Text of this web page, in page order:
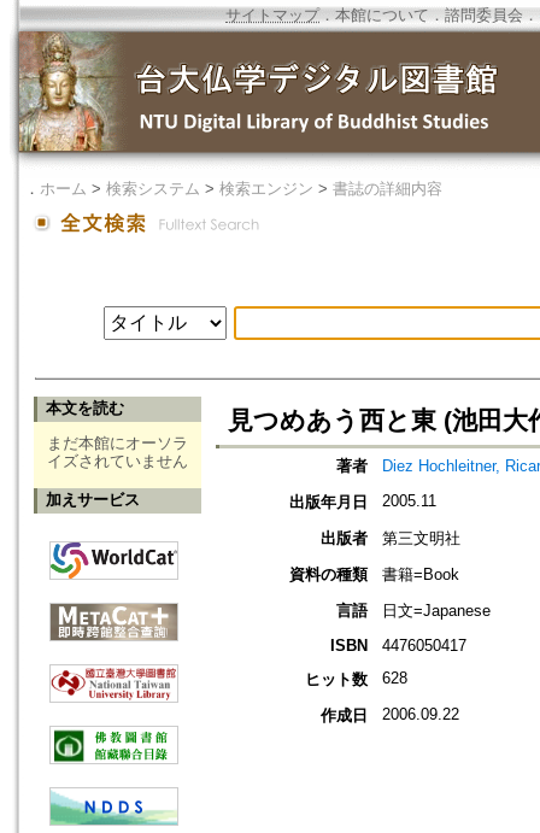
サイトマップ．本館について ． 諮問委員会 ．
． ホーム > 検索システム > 検索エンジン > 書誌の詳細内容
本文を読む
まだ本館にオーソラ
イズされていません
加えサービス
見つめあう西と東 (池田大
著者
Diez Hochleitner,
出版年月日
2005.11
出版者
第三文明社
資料の種類
書籍=Book
言語
日文=Japanese
ISBN
4476050417
ヒット数
628
作成日 2006.09.22